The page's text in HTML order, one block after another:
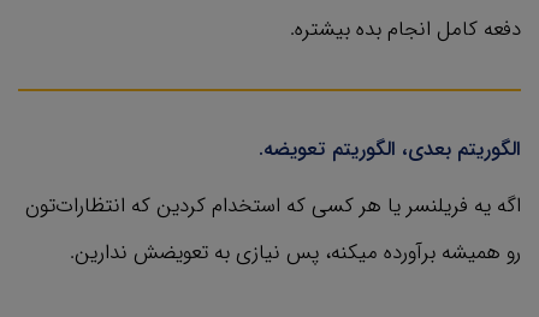
دفعه کامل انجام بده بیشتره.
الگوریتم بعدی، الگوریتم تعویضه.
اگه یه فریلنسر یا هر کسی که استخدام کردین که انتظارات‌تون
رو همیشه برآورده میکنه، پس نیازی به تعویضش ندارین.